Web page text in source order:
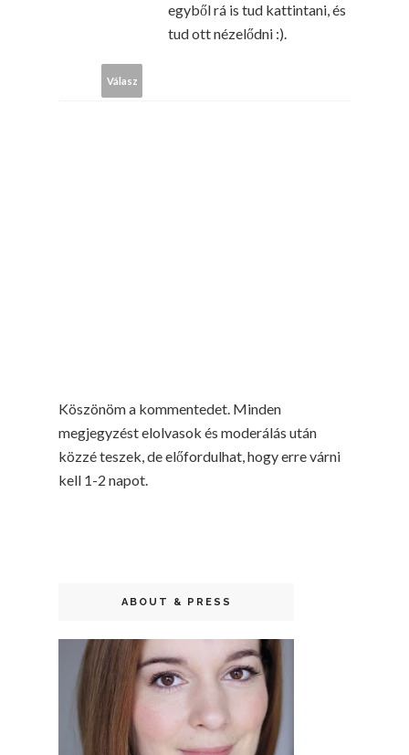
egyből rá is tud kattintani, és
tud ott nézelődni :).
Válasz
Köszönöm a kommentedet. Minden
megjegyzést elolvasok és moderálás után
közzé teszek, de előfordulhat, hogy erre várni
kell 1-2 napot.
ABOUT & PRESS